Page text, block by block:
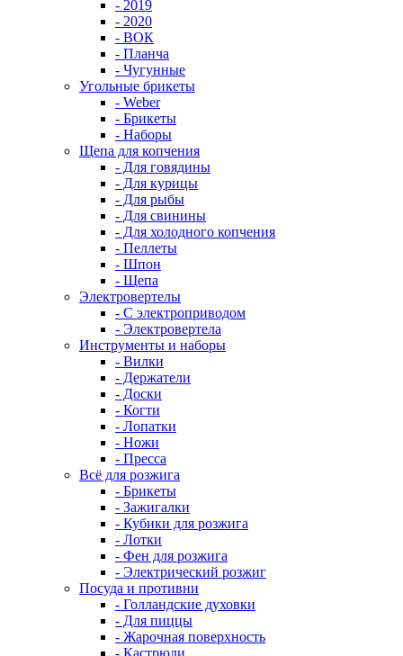
- 2019
- 2020
- ВОК
- Планча
- Чугунные
Угольные брикеты
- Weber
- Брикеты
- Наборы
Щепа для копчения
- Для говядины
- Для курицы
- Для рыбы
- Для свинины
- Для холодного копчения
- Пеллеты
- Шпон
- Щепа
Электровертелы
- С электроприводом
- Электровертела
Инструменты и наборы
- Вилки
- Держатели
- Доски
- Когти
- Лопатки
- Ножи
- Пресса
Всё для розжига
- Брикеты
- Зажигалки
- Кубики для розжига
- Лотки
- Фен для розжига
- Электрический розжиг
Посуда и противни
- Голландские духовки
- Для пиццы
- Жарочная поверхность
- Кастрюли